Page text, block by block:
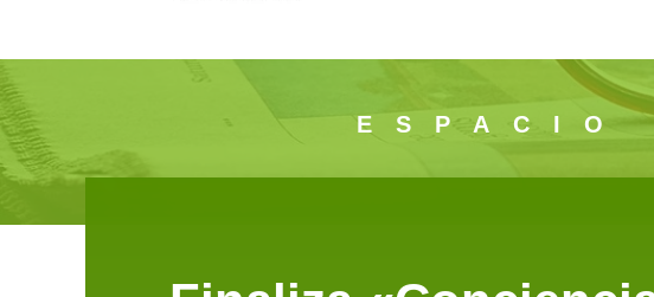
ESPACIO